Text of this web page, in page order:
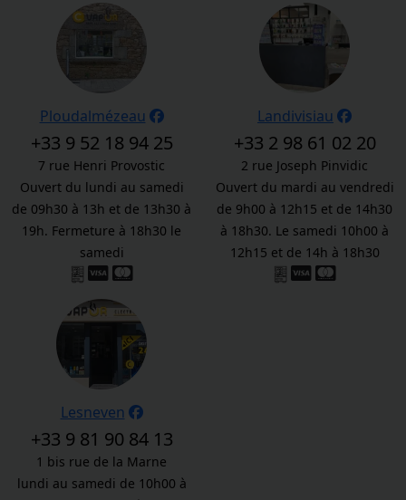
Ploudalmézeau
+33 9 52 18 94 25
7 rue Henri Provostic
Ouvert du lundi au samedi
de 09h30 à 13h et de 13h30 à
19h. Fermeture à 18h30 le
samedi
Landivisiau
+33 2 98 61 02 20
2 rue Joseph Pinvidic
Ouvert du mardi au vendredi
de 9h00 à 12h15 et de 14h30
à 18h30. Le samedi 10h00 à
12h15 et de 14h à 18h30
Lesneven
+33 9 81 90 84 13
1 bis rue de la Marne
lundi au samedi de 10h00 à